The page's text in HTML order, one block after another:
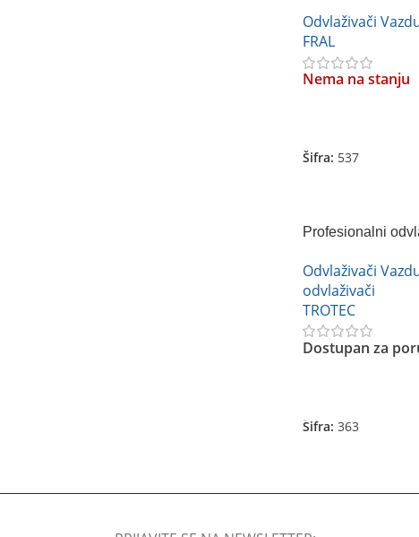
Odvlaživači
FRAL
Nema na stanju
Šifra: 537
Profesionalni
Odvlaživači
odvlaživači
TROTEC
Dostupan za
Šifra: 363